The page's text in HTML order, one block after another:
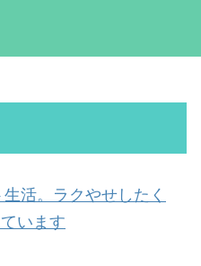
活。ラクやせしたく
います